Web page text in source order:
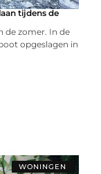
tijdens de
de zomer. In de
opgeslagen in
WONINGEN